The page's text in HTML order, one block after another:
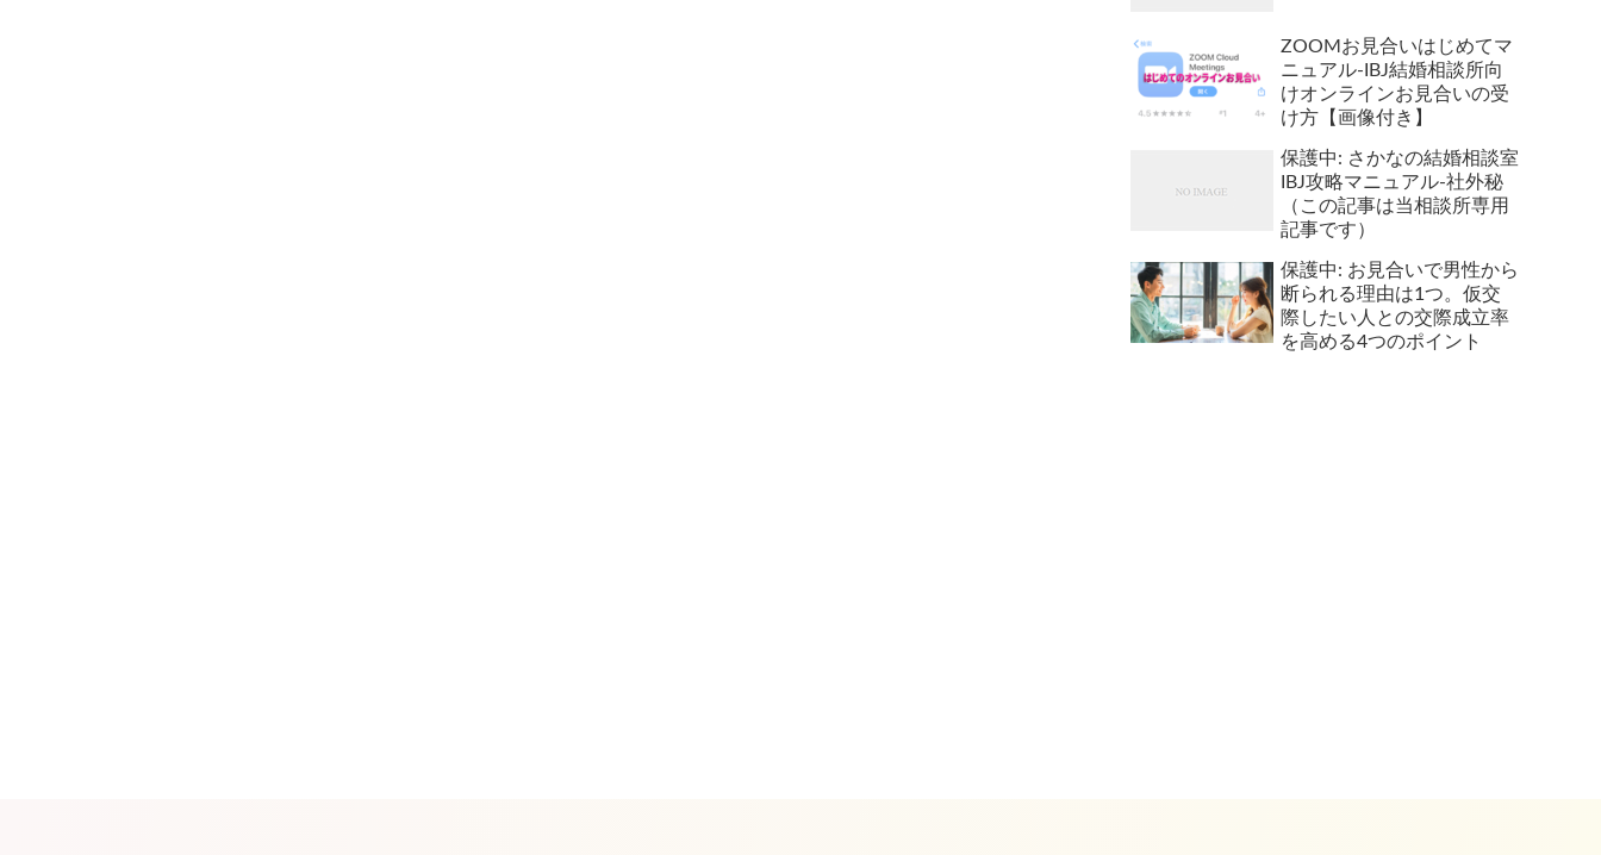
ZOOMお見合いはじめてマ
ニュアル-IBJ結婚相談所向
けオンラインお見合いの受
け方【画像付き】
保護中: さかなの結婚相談室
IBJ攻略マニュアル-社外秘
（この記事は当相談所専用
記事です）
保護中: お見合いで男性から
断られる理由は1つ。仮交
際したい人との交際成立率
を高める4つのポイント